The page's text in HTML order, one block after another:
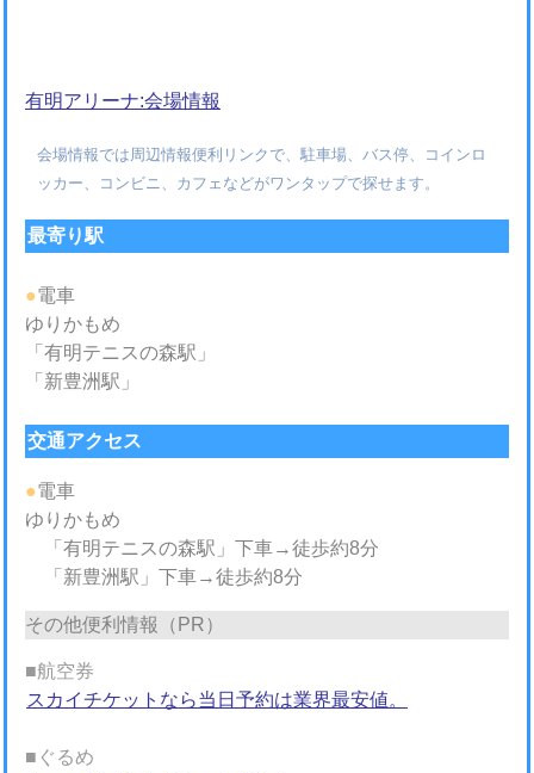
有明アリーナ:会場情報
会場情報では周辺情報便利リンクで、駐車場、バス停、コインロ
ッカー、コンビニ、カフェなどがワンタップで探せます。
最寄り駅
●電車
ゆりかもめ
「有明テニスの森駅」
「新豊洲駅」
交通アクセス
●電車
ゆりかもめ
「有明テニスの森駅」下車→徒歩約8分
「新豊洲駅」下車→徒歩約8分
その他便利情報（PR）
■航空券
スカイチケットなら当日予約は業界最安値。
■ぐるめ